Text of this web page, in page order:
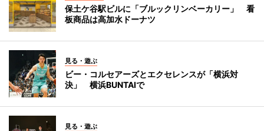
保土ケ谷駅ビルに「ブルックリンベーカリー」 看
板商品は高加水ドーナツ
見る・遊ぶ
ビー・コルセアーズとエクセレンスが「横浜対
決」 横浜BUNTAIで
見る・遊ぶ